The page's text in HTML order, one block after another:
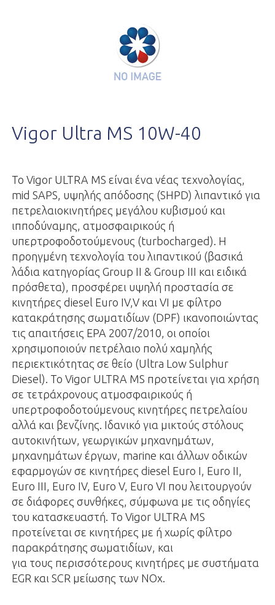
Vigor Ultra MS 10W-40
Το Vigor ULTRA MS είναι ένα νέας τεχνολογίας,
mid SAPS, υψηλής απόδοσης (SHPD) λιπαντικό για
πετρελαιοκινητήρες μεγάλου κυβισμού και
ιπποδύναμης, ατμοσφαιρικούς ή
υπερτροφοδοτούμενους (turbocharged). Η
προηγμένη τεχνολογία του λιπαντικού (βασικά
λάδια κατηγορίας Group II & Group III και ειδικά
πρόσθετα), προσφέρει υψηλή προστασία σε
κινητήρες diesel Euro IV,V και VI με φίλτρο
κατακράτησης σωματιδίων (DPF) ικανοποιώντας
τις απαιτήσεις ΕΡΑ 2007/2010, οι οποίοι
χρησιμοποιούν πετρέλαιο πολύ χαμηλής
περιεκτικότητας σε θείο (Ultra Low Sulphur
Diesel). Το Vigor ULTRA MS προτείνεται για χρήση
σε τετράχρονους ατμοσφαιρικούς ή
υπερτροφοδοτούμενους κινητήρες πετρελαίου
αλλά και βενζίνης. Ιδανικό για μικτούς στόλους
αυτοκινήτων, γεωργικών μηχανημάτων,
μηχανημάτων έργων, marine και άλλων οδικών
εφαρμογών σε κινητήρες diesel Euro I, Euro II,
Euro III, Euro IV, Euro V, Euro VI που λειτουργούν
σε διάφορες συνθήκες, σύμφωνα με τις οδηγίες
του κατασκευαστή. Το Vigor ULTRA MS
προτείνεται σε κινητήρες με ή χωρίς φίλτρο
παρακράτησης σωματιδίων, και
για τους περισσότερους κινητήρες με συστήματα
EGR και SCR μείωσης των NOx.